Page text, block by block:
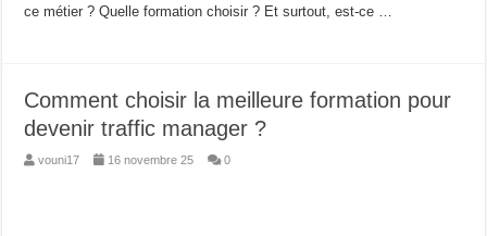
ce métier ? Quelle formation choisir ? Et surtout, est-ce …
Comment choisir la meilleure formation pour
devenir traffic manager ?
vouni17 16 novembre 25 0